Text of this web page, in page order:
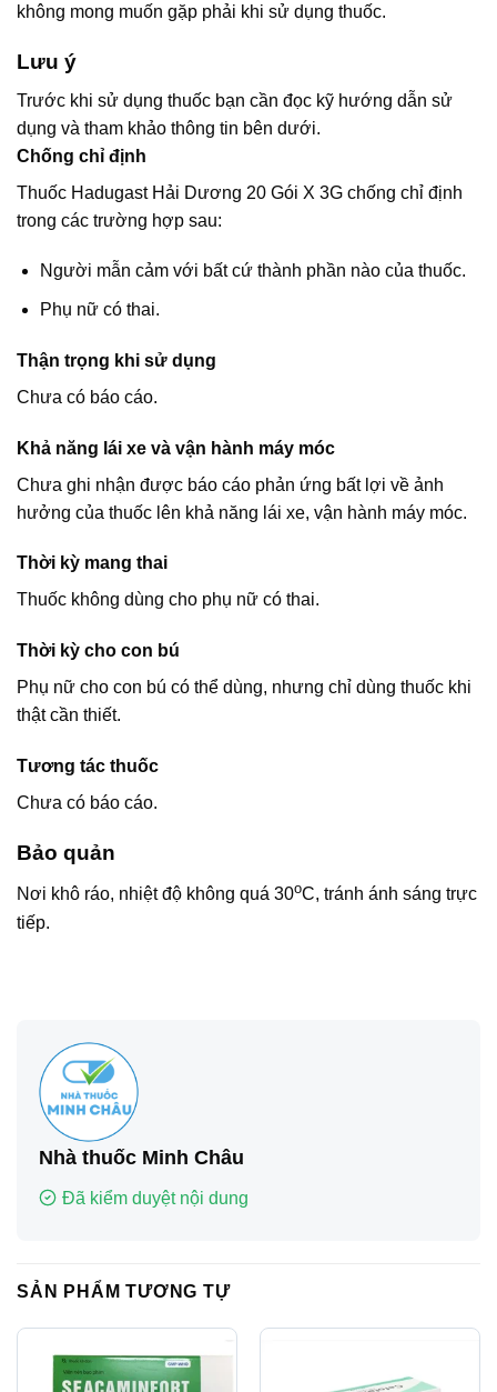
không mong muốn gặp phải khi sử dụng thuốc.
Lưu ý
Trước khi sử dụng thuốc bạn cần đọc kỹ hướng dẫn sử
dụng và tham khảo thông tin bên dưới.
Chống chỉ định
Thuốc Hadugast Hải Dương 20 Gói X 3G chống chỉ định
trong các trường hợp sau:
Người mẫn cảm với bất cứ thành phần nào của thuốc.
Phụ nữ có thai.
Thận trọng khi sử dụng
Chưa có báo cáo.
Khả năng lái xe và vận hành máy móc
Chưa ghi nhận được báo cáo phản ứng bất lợi về ảnh
hưởng của thuốc lên khả năng lái xe, vận hành máy móc.
Thời kỳ mang thai
Thuốc không dùng cho phụ nữ có thai.
Thời kỳ cho con bú
Phụ nữ cho con bú có thể dùng, nhưng chỉ dùng thuốc khi
thật cần thiết.
Tương tác thuốc
Chưa có báo cáo.
Bảo quản
Nơi khô ráo, nhiệt độ không quá 30oC, tránh ánh sáng trực
tiếp.
Nhà thuốc Minh Châu
Đã kiểm duyệt nội dung
SẢN PHẨM TƯƠNG TỰ